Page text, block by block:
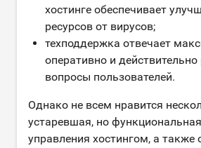
хостинге обеспечивает
ресурсов от вирусов;
техподдержка отвечает
оперативно и
вопросы пользователей.
Однако не всем нравится
устаревшая, но
управления хостингом, а также